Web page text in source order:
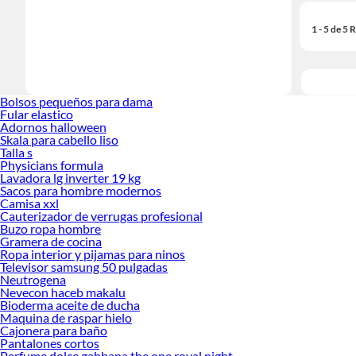
1 - 5 de 5
Bolsos pequeños para dama
Fular elastico
Adornos halloween
Skala para cabello liso
Talla s
Physicians formula
Lavadora lg inverter 19 kg
Sacos para hombre modernos
Camisa xxl
Cauterizador de verrugas profesional
Buzo ropa hombre
Gramera de cocina
Ropa interior y pijamas para ninos
Televisor samsung 50 pulgadas
Neutrogena
Nevecon haceb makalu
Bioderma aceite de ducha
Maquina de raspar hielo
Cajonera para baño
Pantalones cortos